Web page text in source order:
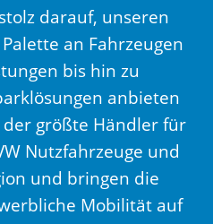
darauf, unseren
an Fahrzeugen
bis hin zu
anbieten
größte Händler für
Nutzfahrzeuge und
und bringen die
Mobilität auf